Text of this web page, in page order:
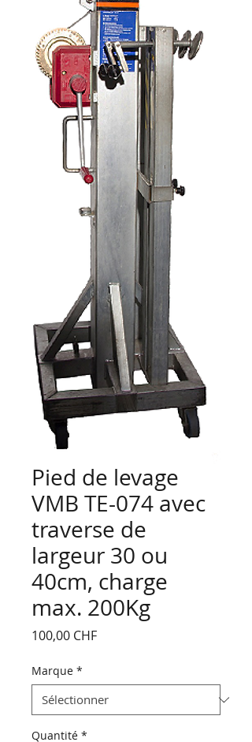
Pied de levage
VMB TE-074 avec
traverse de
largeur 30 ou
40cm, charge
max. 200Kg
100,00 CHFPrix
Marque *
Quantité *